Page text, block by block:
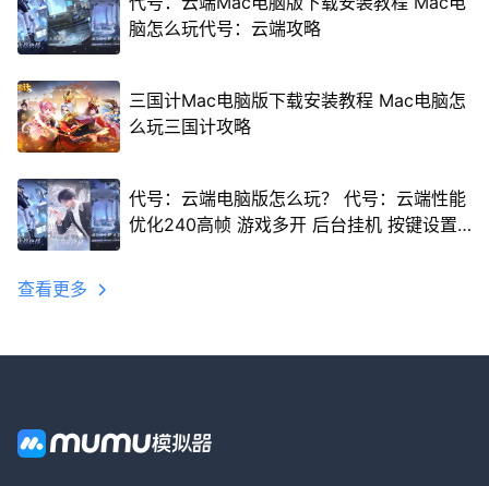
脑怎么玩代号：云端攻略
三国计Mac电脑版下载安装教程 Mac电脑怎
么玩三国计攻略
代号：云端电脑版怎么玩？ 代号：云端性能
优化240高帧 游戏多开 后台挂机 按键设置
查看更多